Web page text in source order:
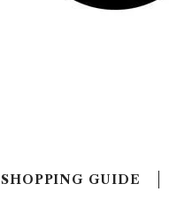
SHOPPING GUIDE